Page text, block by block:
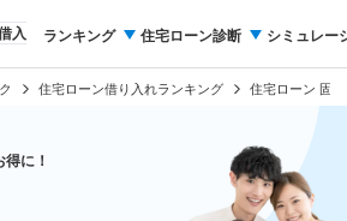
入 ランキング 住宅ローン診断 シミュレー
住宅ローン借り入れランキング 住宅ローン 固
に！